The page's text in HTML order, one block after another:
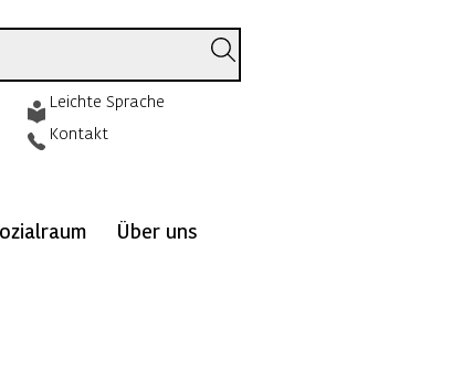
Leichte Sprache
Kontakt
Über uns